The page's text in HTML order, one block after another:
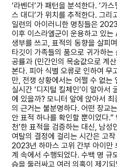
‘라벤더’가 패턴을 분석한다. ‘가
스 대디’가 위치를 추적한다. 그리
일련의 아이러니한 명칭들은
이후 이스라엘군이 운용하고 있
생부를 쓰고, 표적의 동향을 살피
타깃이 가족들의 품으로 귀가하
공률과 (민간인의 목숨값으로 계
본다. 피아 식별 오류로 인하여 무
만, 전쟁 상황에서는 어쩔 수 없는
실시간 ‘디지털 킬체인’이 알아서
에 있을까? 모니터 앞에 앉아서
의 근거는 불분명하다. 어떤 장교
안 표적 하나를 확인할 뿐이었다.”
천’한 표적을 검증하는 대신, 남
여탈의 결정에 걸리는 시간은 고
2023년 하마스 고위 간부 아이만
계 속에서 수행되었다. 수백 명 규
습을 둘러싸고 여러 의혹이 제기